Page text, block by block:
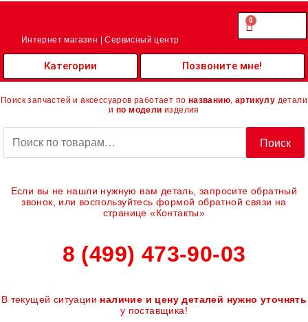
Перейти
Интернет магазин | Сервисный центр
0.00
0
Cart
Категории Позвоните мне!
Поиск запчастей и аксессуаров работает по названию артикулу детали
и по модели изделия
Поиск
Если вы не нашли нужную вам деталь, запросите обратный
звонок, или воспользуйтесь формой обратной связи на
странице «Контакты»
8 (499) 473-90-03
В текущей ситуации наличие и цену деталей нужно уточнять
у поставщика!